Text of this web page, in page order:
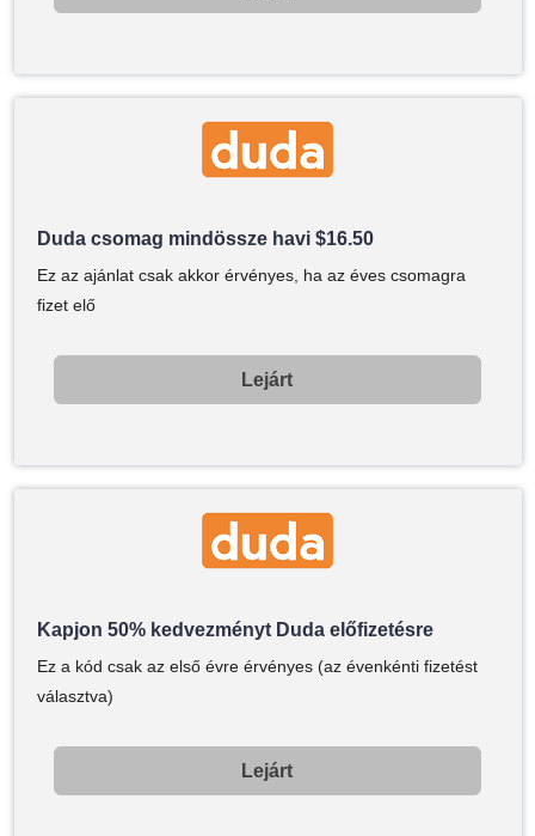
Duda csomag mindössze havi $16.50
Ez az ajánlat csak akkor érvényes, ha az éves csomagra
fizet elő
Lejárt
Kapjon 50% kedvezményt Duda előfizetésre
Ez a kód csak az első évre érvényes (az évenkénti fizetést
választva)
Lejárt